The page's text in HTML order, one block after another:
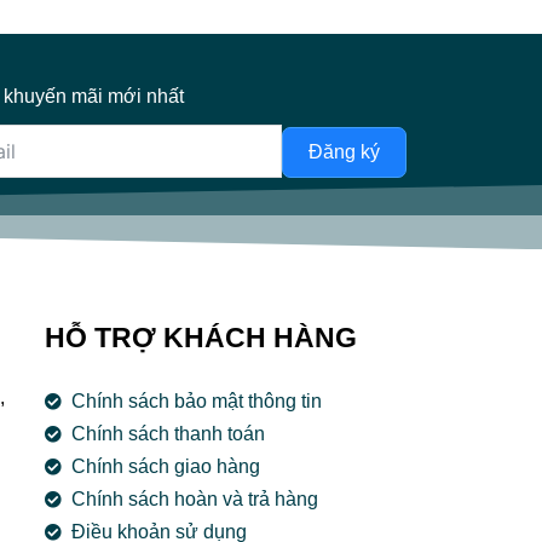
mãi mới nhất
Đăng ký
HỖ TRỢ KHÁCH HÀNG
Chính sách bảo mật thông tin
Chính sách thanh toán
Chính sách giao hàng
Chính sách hoàn và trả hàng
Điều khoản sử dụng